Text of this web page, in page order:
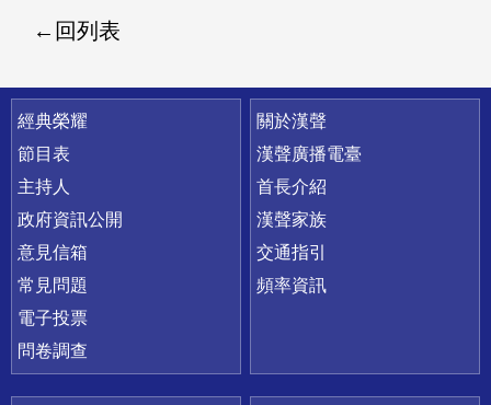
回列表
快速連結
經典榮耀
節目表
主持人
政府資訊公開
意見信箱
常見問題
電子投票
問卷調查
關於漢聲
漢聲廣播電臺
首長介紹
漢聲家族
交通指引
頻率資訊